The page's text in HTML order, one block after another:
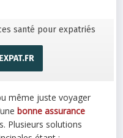
santé pour expatriés
même juste voyager
bonne assurance
Plusieurs solutions